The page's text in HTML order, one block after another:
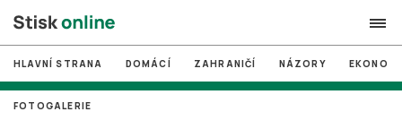
search
# MUNI
HLAVNÍ STRANA DOMÁCÍ ZAHRANIČÍ NÁZORY
FOTOGALERIE